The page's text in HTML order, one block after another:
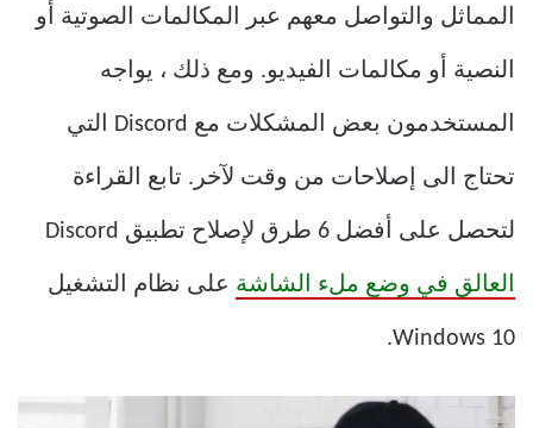
المماثل والتواصل معهم عبر المكالمات الصوتية أو
النصية أو مكالمات الفيديو. ومع ذلك ، يواجه
المستخدمون بعض المشكلات مع Discord التي
تحتاج الى إصلاحات من وقت لآخر. تابع القراءة
لتحصل على أفضل 6 طرق لإصلاح تطبيق Discord
العالق في وضع ملء الشاشة على نظام التشغيل
Windows 10.